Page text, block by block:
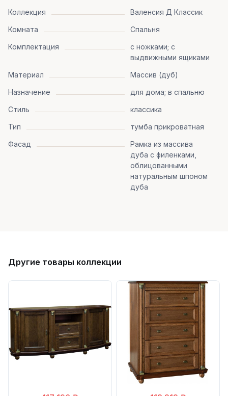
Коллекция
Валенсия Д Классик
Комната
Спальня
Комплектация
с ножками; с
выдвижными ящиками
Материал
Массив (дуб)
Назначение
для дома; в спальню
Стиль
классика
Тип
тумба прикроватная
Фасад
Рамка из массива
дуба с филенками,
облицованными
натуральным шпоном
дуба
Другие товары коллекции